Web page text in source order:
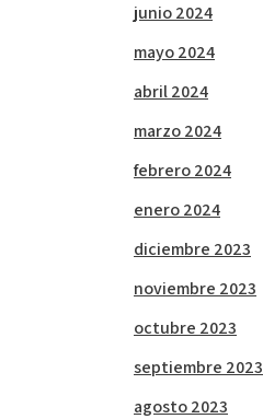
junio 2024
mayo 2024
abril 2024
marzo 2024
febrero 2024
enero 2024
diciembre 2023
noviembre 2023
octubre 2023
septiembre 2023
agosto 2023